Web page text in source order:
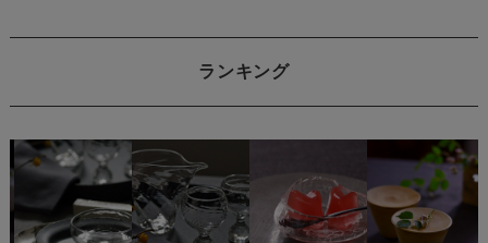
ランキング